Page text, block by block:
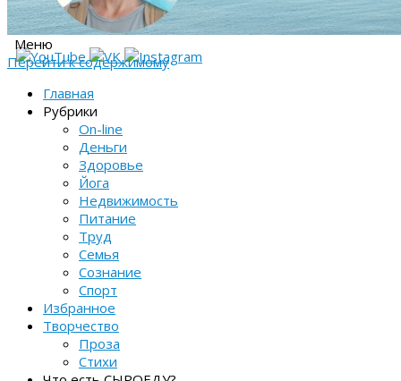
Меню
Перейти к содержимому
Главная
Рубрики
On-line
Деньги
Здоровье
Йога
Недвижимость
Питание
Труд
Семья
Сознание
Спорт
Избранное
Творчество
Проза
Стихи